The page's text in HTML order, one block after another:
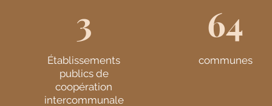
3
Établissements
publics de
coopération
intercommunale
64
communes